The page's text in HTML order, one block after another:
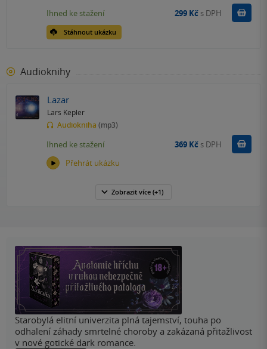
Stáhnout ukázku
Ihned ke stažení 299 Kč s DPH Koupit
Audioknihy
Lazar
Lars Kepler
Audiokniha (mp3)
Přehrát ukázku
Ihned ke stažení 369 Kč s DPH Koupit
Zobrazit více (+1)
Starobylá elitní univerzita plná tajemství, touha po
odhalení záhady smrtelné choroby a zakázaná přitažlivost
v nové gotické dark romance.